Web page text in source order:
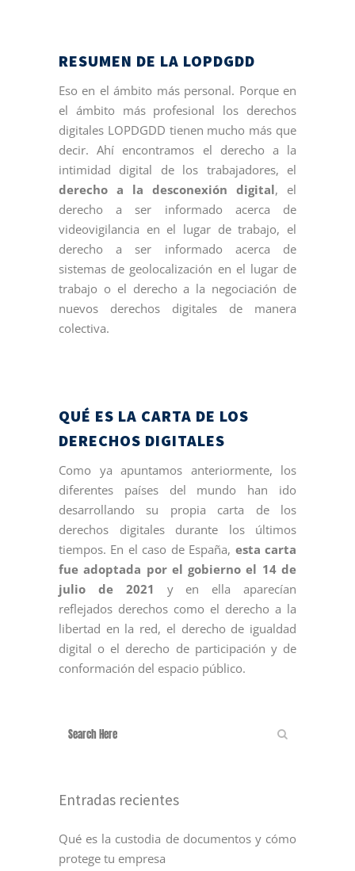
RESUMEN DE LA LOPDGDD
Eso en el ámbito más personal. Porque en
el ámbito más profesional los derechos
digitales LOPDGDD tienen mucho más que
decir. Ahí encontramos el derecho a la
intimidad digital de los trabajadores, el
derecho a la desconexión digital, el
derecho a ser informado acerca de
videovigilancia en el lugar de trabajo, el
derecho a ser informado acerca de
sistemas de geolocalización en el lugar de
trabajo o el derecho a la negociación de
nuevos derechos digitales de manera
colectiva.
QUÉ ES LA CARTA DE LOS
DERECHOS DIGITALES
Como ya apuntamos anteriormente, los
diferentes países del mundo han ido
desarrollando su propia carta de los
derechos digitales durante los últimos
tiempos. En el caso de España, esta carta
fue adoptada por el gobierno el 14 de
julio de 2021 y en ella aparecían
reflejados derechos como el derecho a la
libertad en la red, el derecho de igualdad
digital o el derecho de participación y de
conformación del espacio público.
Entradas recientes
Qué es la custodia de documentos y cómo
protege tu empresa